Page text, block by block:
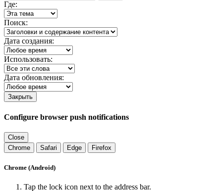
Где:
Поиск:
Дата создания:
Использовать:
Дата обновления:
Закрыть
Configure browser push notifications
Close
Chrome
Safari Edge Firefox
Chrome (Android)
Tap the lock icon next to the address bar.